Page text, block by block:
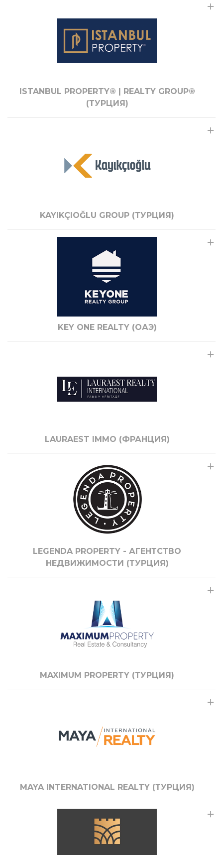
ISTANBUL PROPERTY® | REALTY GROUP®
(ТУРЦИЯ)
KAYIKÇIOĞLU GROUP (ТУРЦИЯ)
KEY ONE REALTY (ОАЭ)
LAURAEST IMMO (ФРАНЦИЯ)
LEGENDA PROPERTY - АГЕНТСТВО
НЕДВИЖИМОСТИ (ТУРЦИЯ)
MAXIMUM PROPERTY (ТУРЦИЯ)
MAYA INTERNATIONAL REALTY (ТУРЦИЯ)